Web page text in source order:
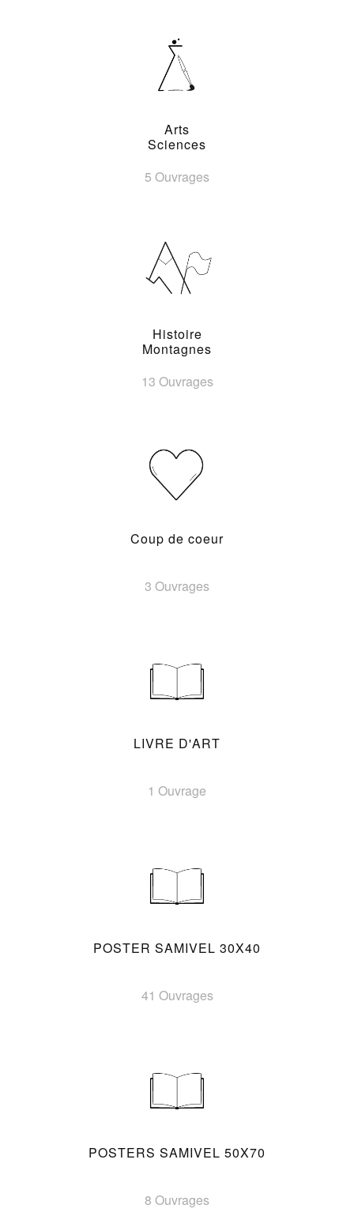
Arts
Sciences
5 Ouvrages
Histoire
Montagnes
13 Ouvrages
Coup de coeur
3 Ouvrages
LIVRE D'ART
1 Ouvrage
POSTER SAMIVEL 30X40
41 Ouvrages
POSTERS SAMIVEL 50X70
8 Ouvrages